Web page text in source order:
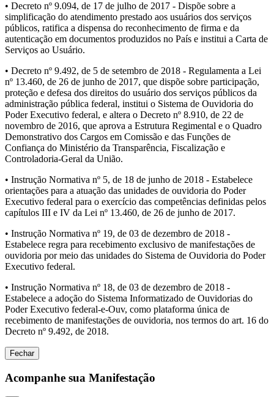
• Decreto nº 9.094, de 17 de julho de 2017 - Dispõe sobre a
simplificação do atendimento prestado aos usuários dos serviços
públicos, ratifica a dispensa do reconhecimento de firma e da
autenticação em documentos produzidos no País e institui a Carta de
Serviços ao Usuário.
• Decreto nº 9.492, de 5 de setembro de 2018 - Regulamenta a Lei
nº 13.460, de 26 de junho de 2017, que dispõe sobre participação,
proteção e defesa dos direitos do usuário dos serviços públicos da
administração pública federal, institui o Sistema de Ouvidoria do
Poder Executivo federal, e altera o Decreto nº 8.910, de 22 de
novembro de 2016, que aprova a Estrutura Regimental e o Quadro
Demonstrativo dos Cargos em Comissão e das Funções de
Confiança do Ministério da Transparência, Fiscalização e
Controladoria-Geral da União.
• Instrução Normativa nº 5, de 18 de junho de 2018 - Estabelece
orientações para a atuação das unidades de ouvidoria do Poder
Executivo federal para o exercício das competências definidas pelos
capítulos III e IV da Lei nº 13.460, de 26 de junho de 2017.
• Instrução Normativa nº 19, de 03 de dezembro de 2018 -
Estabelece regra para recebimento exclusivo de manifestações de
ouvidoria por meio das unidades do Sistema de Ouvidoria do Poder
Executivo federal.
• Instrução Normativa nº 18, de 03 de dezembro de 2018 -
Estabelece a adoção do Sistema Informatizado de Ouvidorias do
Poder Executivo federal-e-Ouv, como plataforma única de
recebimento de manifestações de ouvidoria, nos termos do art. 16 do
Decreto nº 9.492, de 2018.
Fechar
Acompanhe sua Manifestação